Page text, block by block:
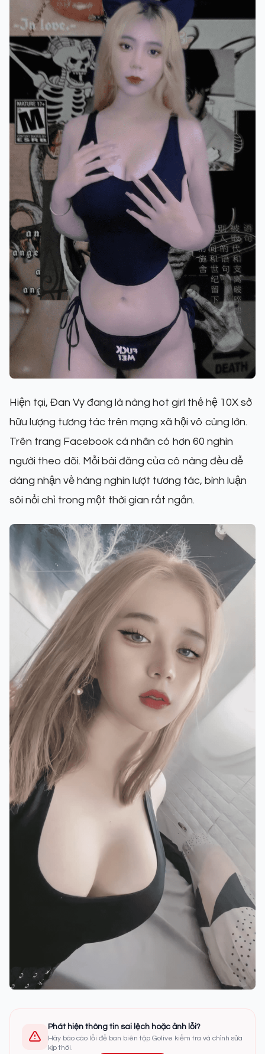
Hiện tại, Đan Vy đang là nàng hot girl thế hệ 10X sở
hữu lượng tương tác trên mạng xã hội vô cùng lớn.
Trên trang Facebook cá nhân có hơn 60 nghìn
người theo dõi. Mỗi bài đăng của cô nàng đều dễ
dàng nhận về hàng nghìn lượt tương tác, bình luận
sôi nổi chỉ trong một thời gian rất ngắn.
Phát hiện thông tin sai lệch hoặc ảnh lỗi?
Hãy báo cáo lỗi để ban biên tập Golive kiểm tra và chỉnh sửa
kịp thời.